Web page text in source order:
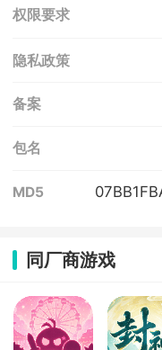
权限要求
隐私政策
备案
包名
MD5
同厂商游戏